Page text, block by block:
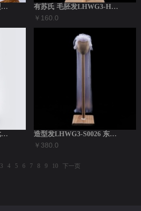
龙魂人形社 BJD假发造型发 重明鸟同款... 有苏氏 毛胚发LHWG3-H0030（白...
￥160.0
毛胚发LHWG3-H0027 七星·开阳 造型发LHWG3-S0026 东皇太一
￥380.0
3 4 5 6 7 8 9 10 下一页